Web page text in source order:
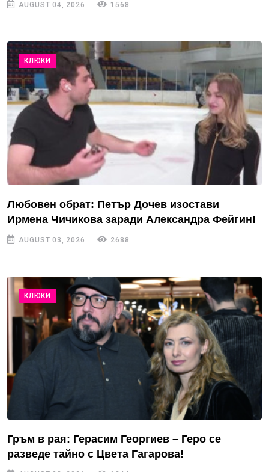
AUGUST 04, 2026 1568
КЛЮКИ
Любовен обрат: Петър Дочев изостави
Ирмена Чичикова заради Александра Фейгин!
AUGUST 03, 2026 2688
КЛЮКИ
Гръм в рая: Герасим Георгиев – Геро се
разведе тайно с Цвета Гагарова!